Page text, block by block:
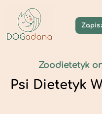
Zoodietetyk
Psi Dietetyk